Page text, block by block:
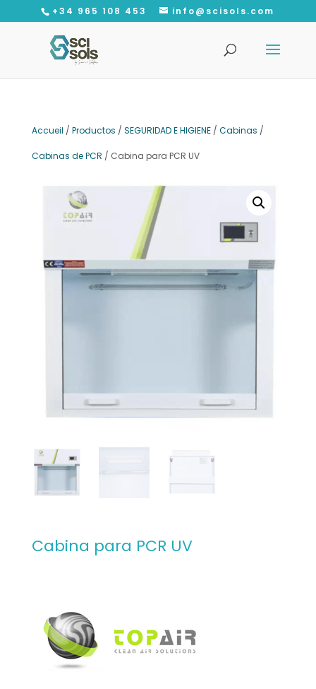
+34 965 108 453 info@scisols.com
Recherche
de
produits
Accueil / Productos / SEGURIDAD E HIGIENE/ Cabinas /
Cabinas de PCR / Cabina para PCR UV
Cabina para PCR UV